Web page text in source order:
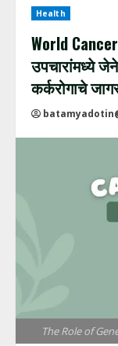
Health
World Cancer
उपचारांमध्ये
कर्करोगाचे
The Role of